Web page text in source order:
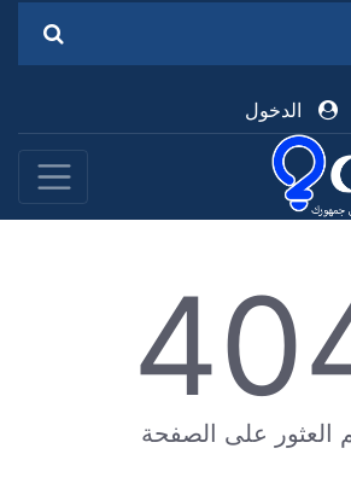
الدخول
العثور على الصفحة